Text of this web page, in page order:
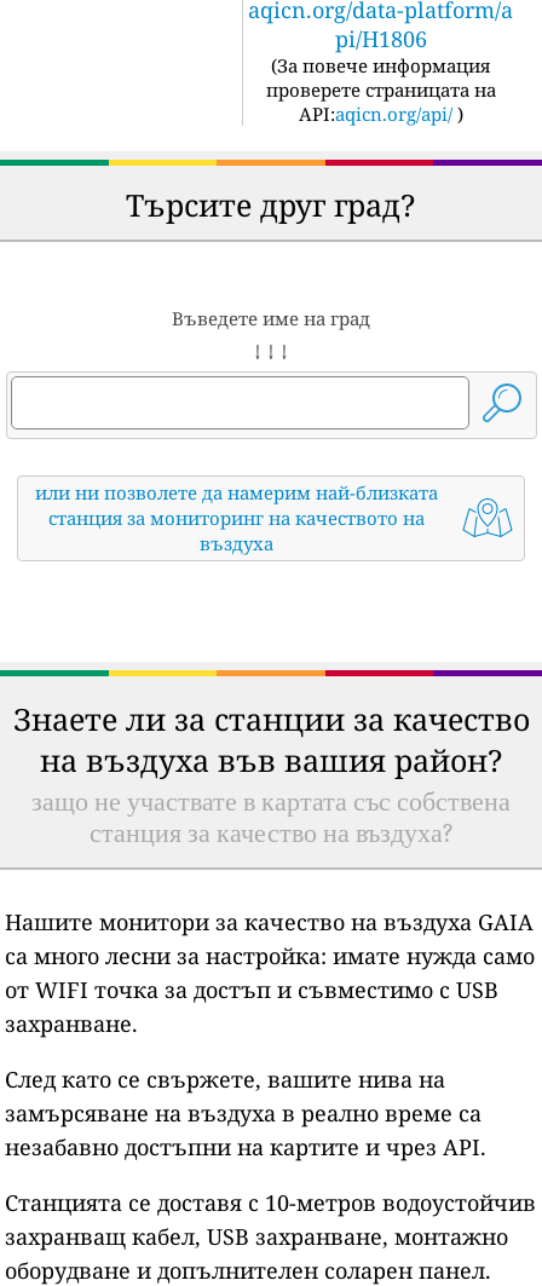
aqicn.org/data-platform/a
pi/H1806
(За повече информация
проверете страницата на
API:aqicn.org/api/ )
Търсите друг град?
Въведете име на град
↓ ↓ ↓
или ни позволете да намерим най-близката
станция за мониторинг на качеството на
въздуха
Знаете ли за станции за качество
на въздуха във вашия район?
защо не участвате в картата със собствена
станция за качество на въздуха?
Нашите монитори за качество на въздуха GAIA
са много лесни за настройка: имате нужда само
от WIFI точка за достъп и съвместимо с USB
захранване.
След като се свържете, вашите нива на
замърсяване на въздуха в реално време са
незабавно достъпни на картите и чрез API.
Станцията се доставя с 10-метров водоустойчив
захранващ кабел, USB захранване, монтажно
оборудване и допълнителен соларен панел.